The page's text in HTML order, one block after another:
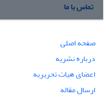
تماس با ما
صفحه اصلی
درباره نشریه
اعضای هیات تحریریه
ارسال مقاله